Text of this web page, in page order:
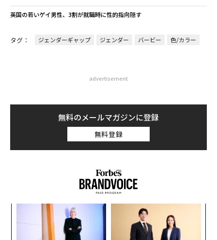
英国の若いゲイ男性、3割が就職時に性的指向隠す
タグ： ジェンダーギャップ ジェンダー バービー 色/カラー
advertisement
無料のメールマガジンに登録
無料登録